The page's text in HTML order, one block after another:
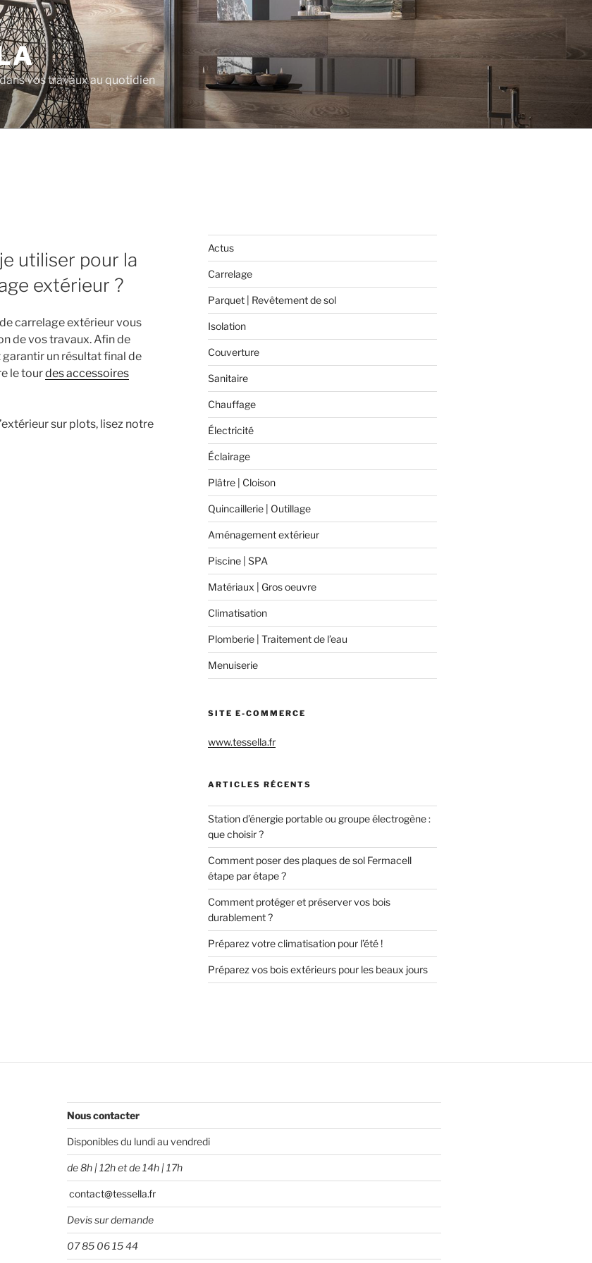
vos travaux au quotidien
utiliser pour la
extérieur ?
carrelage extérieur vous
de vos travaux. Afin de
un résultat final de
le tourdes accessoires
sur plots, lisez notre
Actus
Carrelage
Parquet | Revêtement de sol
Isolation
Couverture
Sanitaire
Chauffage
Électricité
Éclairage
Plâtre | Cloison
Quincaillerie | Outillage
Aménagement extérieur
Piscine | SPA
Matériaux | Gros oeuvre
Climatisation
Plomberie | Traitement de l’eau
Menuiserie
SITE E-COMMERCE
www.tessella.fr
ARTICLES RÉCENTS
Station d’énergie portable ou groupe électrogène :
que choisir ?
Comment poser des plaques de sol Fermacell
étape par étape ?
Comment protéger et préserver vos bois
durablement ?
Préparez votre climatisation pour l’été !
Préparez vos bois extérieurs pour les beaux jours
Nous contacter
Disponibles du lundi au vendredi
de 8h | 12h et de 14h | 17h
contact@tessella.fr
Devis sur demande
07 85 06 15 44